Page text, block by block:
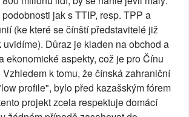
jak s TTIP, resp. TPP a
(ke které se čínští představitelé již
Důraz je kladen na obchod a
ekonomické aspekty, což je pro Čínu
k tomu, že čínská zahraniční
profile", bylo před kazašským fórem
projekt zcela respektuje domácí